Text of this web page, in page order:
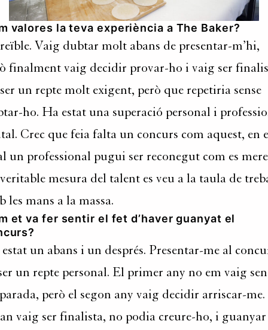
valores la teva experiència a The Baker?
Vaig dubtar molt abans de presentar-m’hi,
finalment vaig decidir provar-ho i vaig ser
un repte molt exigent, però que repetiria sense
ho. Ha estat una superació personal i
Crec que feia falta un concurs com aquest, en
un professional pugui ser reconegut com es
mesura del talent es veu a la taula de
les mans a la massa.
et va fer sentir el fet d’haver guanyat el
un abans i un després. Presentar-me al
un repte personal. El primer any no em vaig
però el segon any vaig decidir arriscar-me.
vaig ser finalista, no podia creure-ho, i guanyar